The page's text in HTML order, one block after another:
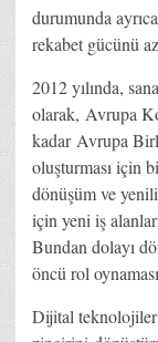
durumunda
rekabet gücünü
2012 yılında,
olarak, Avrupa
kadar Avrupa
oluşturması için
dönüşüm ve
için yeni iş
Bundan dolayı
öncü rol
Dijital